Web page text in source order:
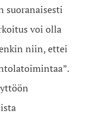
suoranaisesti
voi olla
niin, ettei